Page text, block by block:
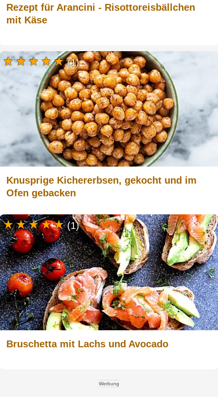
Rezept für Arancini - Risottoreisbällchen
mit Käse
Knusprige Kichererbsen, gekocht und im
Ofen gebacken
(1)
Bruschetta mit Lachs und Avocado
(1)
Werbung